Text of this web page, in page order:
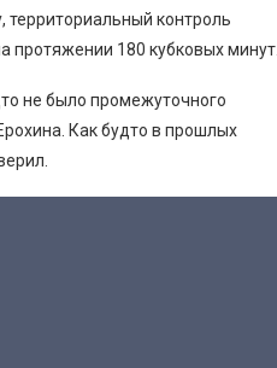
территориальный контроль
протяжении 180 кубковых минут.
не было промежуточного
Как будто в прошлых